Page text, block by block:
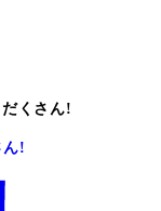
くさん!
ん!